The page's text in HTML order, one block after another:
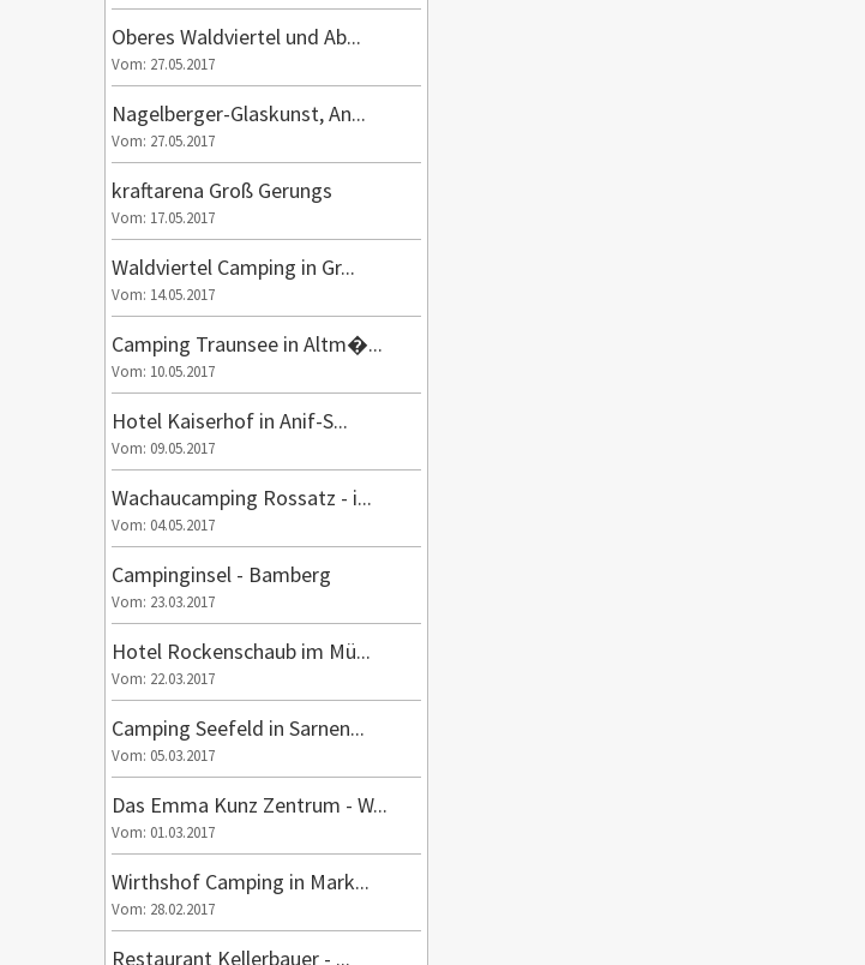
Oberes Waldviertel und Ab...
Vom: 27.05.2017
Nagelberger-Glaskunst, An...
Vom: 27.05.2017
kraftarena Groß Gerungs
Vom: 17.05.2017
Waldviertel Camping in Gr...
Vom: 14.05.2017
Camping Traunsee in Altm�...
Vom: 10.05.2017
Hotel Kaiserhof in Anif-S...
Vom: 09.05.2017
Wachaucamping Rossatz - i...
Vom: 04.05.2017
Campinginsel - Bamberg
Vom: 23.03.2017
Hotel Rockenschaub im Mü...
Vom: 22.03.2017
Camping Seefeld in Sarnen...
Vom: 05.03.2017
Das Emma Kunz Zentrum - W...
Vom: 01.03.2017
Wirthshof Camping in Mark...
Vom: 28.02.2017
Restaurant Kellerbauer - ...